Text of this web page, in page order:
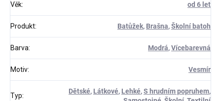
Věk: od 6 let
Produkt: Batůžek, Brašna,Školní batoh
Barva: Modrá,Vícebarevná
Motiv: Vesmír
Typ:
Dětské, Látkové, Lehké,S hrudním popruhem,